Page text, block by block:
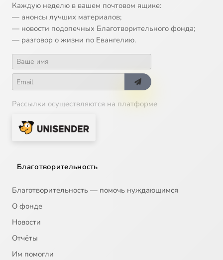
Каждую неделю в вашем почтовом ящике:
— анонсы лучших материалов;
— новости подопечных Благотворительного фонда;
— разговор о жизни по Евангелию.
Рассылки осуществляются на платформе
Благотворительность
Благотворительность — помочь нуждающимся
О фонде
Новости
Отчёты
Им помогли